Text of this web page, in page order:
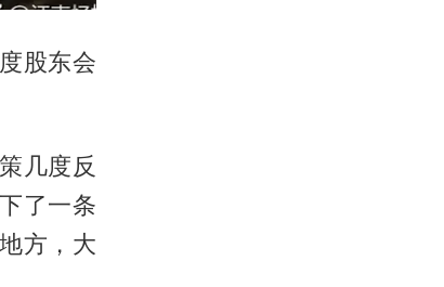
股东会
几度反
了一条
方，大